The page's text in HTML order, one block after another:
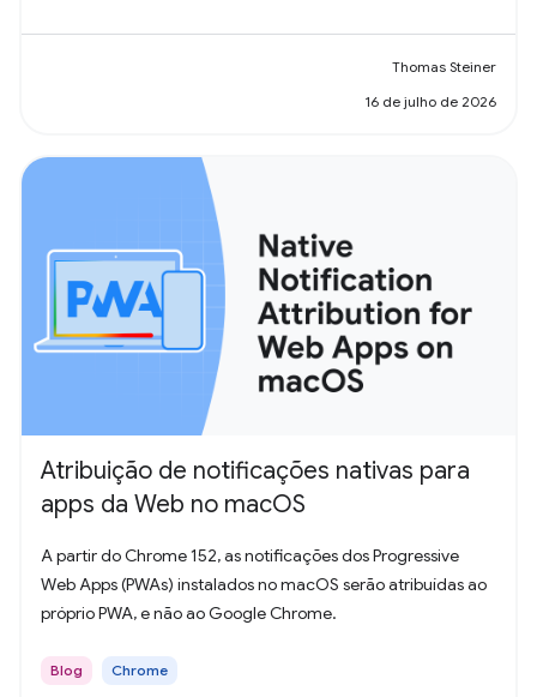
Thomas Steiner
16 de julho de 2026
Atribuição de notificações nativas para
apps da Web no macOS
A partir do Chrome 152, as notificações dos Progressive
Web Apps (PWAs) instalados no macOS serão atribuídas ao
próprio PWA, e não ao Google Chrome.
Blog Chrome